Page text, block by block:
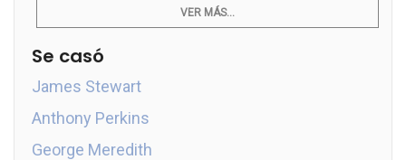
VER MÁS...
Se casó
James Stewart
Anthony Perkins
George Meredith